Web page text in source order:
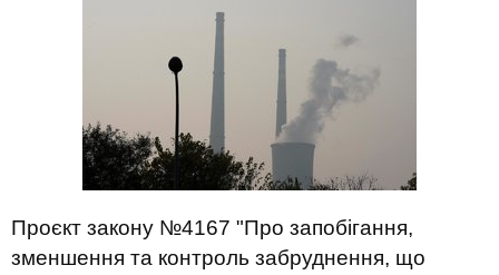
Проєкт закону №4167 "Про запобігання,
зменшення та контроль забруднення, що